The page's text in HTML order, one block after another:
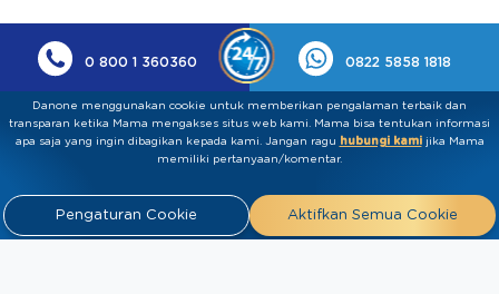
0 800 1 360360 0822 5858 1818
Kebijakan Privasi Syarat & Ketentuan
Press
Danone menggunakan cookie untuk memberikan pengalaman terbaik dan
transparan ketika Mama mengakses situs web kami. Mama bisa tentukan informasi
apa saja yang ingin dibagikan kepada kami.​ ​Jangan ragu hubungi kamijika Mama
memiliki pertanyaan/komentar.
Pengaturan Cookie Aktifkan Semua Cookie